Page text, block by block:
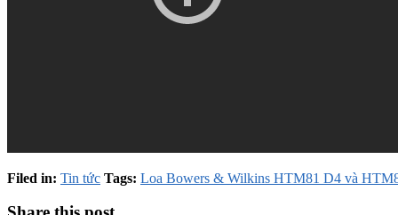
Filed in: Tin tức Tags: Loa Bowers & Wilkins HTM81 D4 và